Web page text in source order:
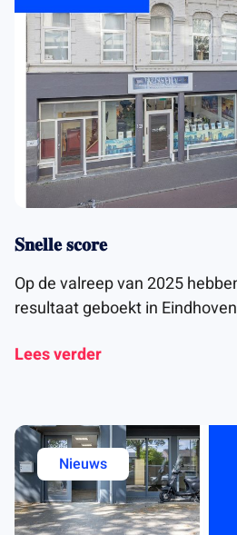
𝐒𝐧𝐞𝐥𝐥𝐞 𝐬𝐜𝐨𝐫𝐞
Op de valreep van 2025
resultaat geboekt in
Lees verder
Nieuws